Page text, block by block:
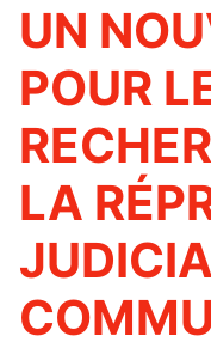
UN
POUR
LA